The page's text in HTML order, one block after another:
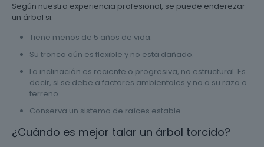
Según nuestra experiencia profesional, se puede enderezar
un árbol si:
Tiene menos de 5 años de vida.
Su tronco aún es flexible y no está dañado.
La inclinación es reciente o progresiva, no estructural. Es
decir, si se debe a factores ambientales y no a su raza o
terreno.
Conserva un sistema de raíces estable.
¿Cuándo es mejor talar un árbol torcido?